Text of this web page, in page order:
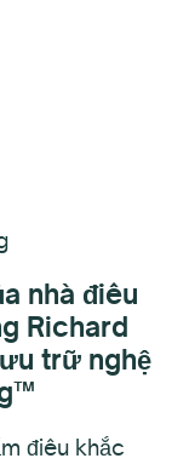
nhà điêu
Richard
trữ nghệ
điêu khắc